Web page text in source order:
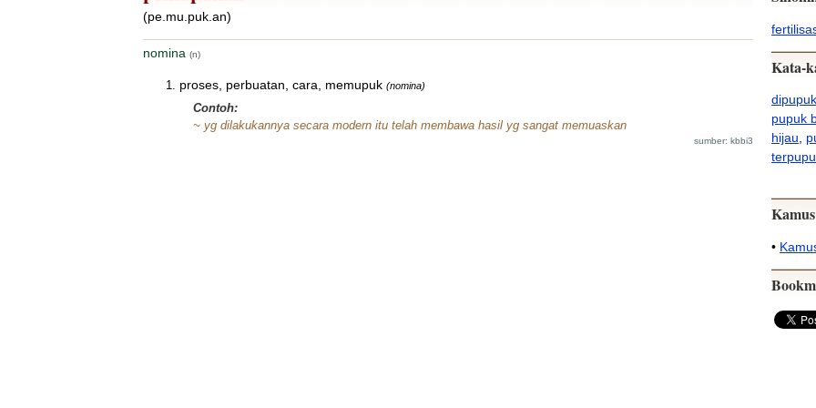
(pe.mu.puk.an)
nomina (n)
proses, perbuatan, cara, memupuk (nomina)
Contoh:
~ yg dilakukannya secara modern itu telah membawa hasil yg sangat memuaskan
sumber: kbbi3
Kata-
dipupuk
pupuk
hijau
•